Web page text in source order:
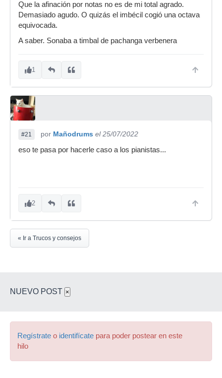
Que la afinación por notas no es de mi total agrado.
Demasiado agudo. O quizás el imbécil cogió una octava
equivocada.
A saber. Sonaba a timbal de pachanga verbenera
1
#21 por Mañodrums el 25/07/2022
eso te pasa por hacerle caso a los pianistas...
2
« Ir a Trucos y consejos
NUEVO POST ×
Regístrate o identifícate para poder postear en este
hilo